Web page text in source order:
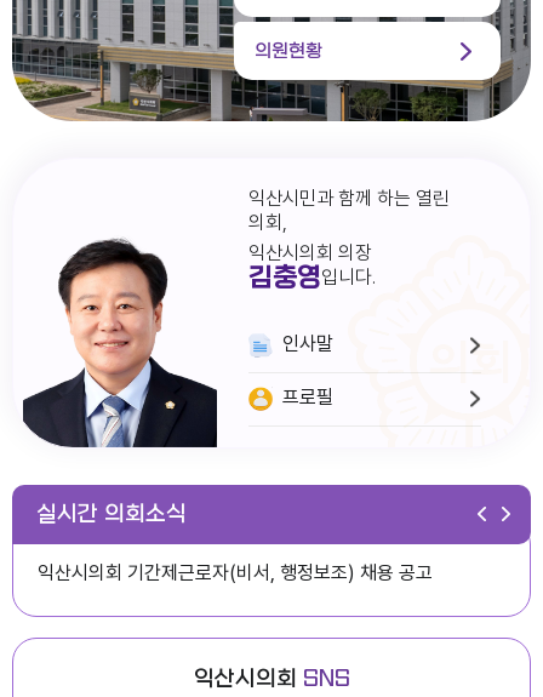
의원현황
익산시민과 함께 하는 열린
의회,
익산시의회 의장
김충영입니다.
인사말
프로필
실시간 의회소식
다다익산(2026.1월호) 의회편
익산시의회 기간제근로자(비서, 행정보조) 채용 공고
익산시의회 SNS